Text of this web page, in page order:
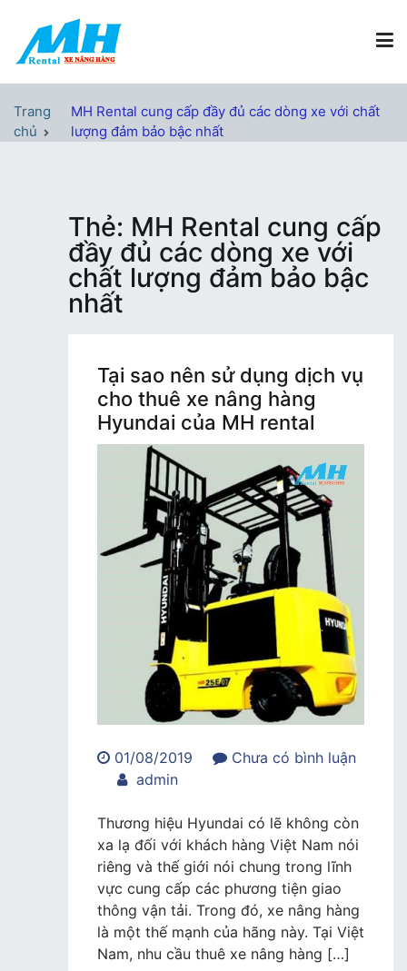
nội
Xe Nâng Hàng MH Rental
Trang
chủ
MH Rental cung cấp đầy đủ các dòng xe với chất
lượng đảm bảo bậc nhất
Thẻ: MH Rental cung cấp
đầy đủ các dòng xe với
chất lượng đảm bảo bậc
nhất
Tại sao nên sử dụng dịch vụ
cho thuê xe nâng hàng
Hyundai của MH rental
01/08/2019
Chưa có bình luận
trong
sao
nên
sử
dụng
dịch
vụ
cho
admin
Thương hiệu Hyundai có lẽ không còn
xa lạ đối với khách hàng Việt Nam nói
riêng và thế giới nói chung trong lĩnh
vực cung cấp các phương tiện giao
thông vận tải. Trong đó, xe nâng hàng
là một thế mạnh của hãng này. Tại Việt
Nam, nhu cầu thuê xe nâng hàng […]